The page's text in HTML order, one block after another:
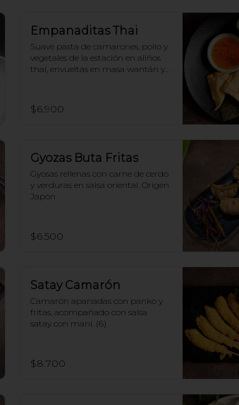
Empanaditas Thai
Suave pasta de camarones, pollo y
vegetales de la estación en aliños
thai, envueltas en masa wantán y
$6.900
Gyozas Buta Fritas
Gyosas rellenas con carne de cerdo
y verduras en salsa oriental. Origen
Japón
$6.500
Satay Camarón
Camarón apanadas con panko y
fritas, acompañado con salsa
satay con maní. (6)
$8.700